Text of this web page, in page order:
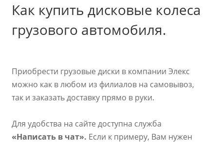
Как купить дисковые колеса
грузового автомобиля.
Приобрести грузовые диски в компании Элекс
можно как в любом из филиалов на самовывоз,
так и заказать доставку прямо в руки.
Для удобства на сайте доступна служба
«Написать в чат». Если к примеру, Вам нужен